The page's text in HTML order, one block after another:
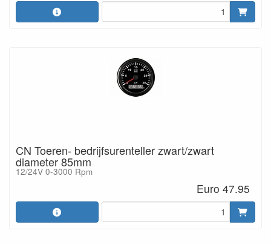
CN Toeren- bedrijfsurenteller zwart/zwart
diameter 85mm
12/24V 0-3000 Rpm
Euro 47.95